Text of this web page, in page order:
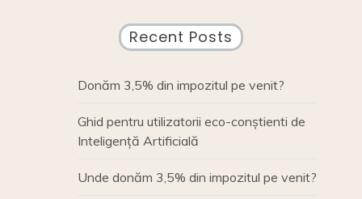
Recent Posts
Donăm 3,5% din impozitul pe venit?
Ghid pentru utilizatorii eco-conștienti de
Inteligență Artificială
Unde donăm 3,5% din impozitul pe venit?